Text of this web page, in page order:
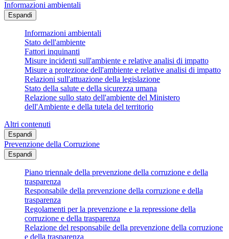
Informazioni ambientali
Espandi
Informazioni ambientali
Stato dell'ambiente
Fattori inquinanti
Misure incidenti sull'ambiente e relative analisi di impatto
Misure a protezione dell'ambiente e relative analisi di impatto
Relazioni sull'attuazione della legislazione
Stato della salute e della sicurezza umana
Relazione sullo stato dell'ambiente del Ministero
dell'Ambiente e della tutela del territorio
Altri contenuti
Espandi
Prevenzione della Corruzione
Espandi
Piano triennale della prevenzione della corruzione e della
trasparenza
Responsabile della prevenzione della corruzione e della
trasparenza
Regolamenti per la prevenzione e la repressione della
corruzione e della trasparenza
Relazione del responsabile della prevenzione della corruzione
e della trasparenza